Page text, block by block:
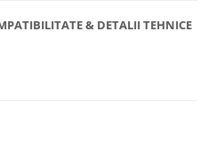
& DETALII TEHNICE